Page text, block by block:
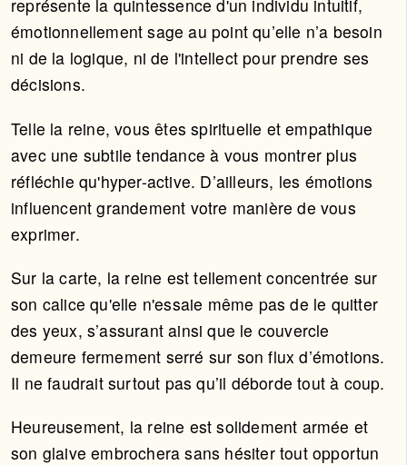
représente la quintessence d'un individu intuitif,
émotionnellement sage au point qu’elle n’a besoin
ni de la logique, ni de l'intellect pour prendre ses
décisions.
Telle la reine, vous êtes spirituelle et empathique
avec une subtile tendance à vous montrer plus
réfléchie qu'hyper-active. D’ailleurs, les émotions
influencent grandement votre manière de vous
exprimer.
Sur la carte, la reine est tellement concentrée sur
son calice qu'elle n'essaie même pas de le quitter
des yeux, s’assurant ainsi que le couvercle
demeure fermement serré sur son flux d’émotions.
Il ne faudrait surtout pas qu’il déborde tout à coup.
Heureusement, la reine est solidement armée et
son glaive embrochera sans hésiter tout opportun